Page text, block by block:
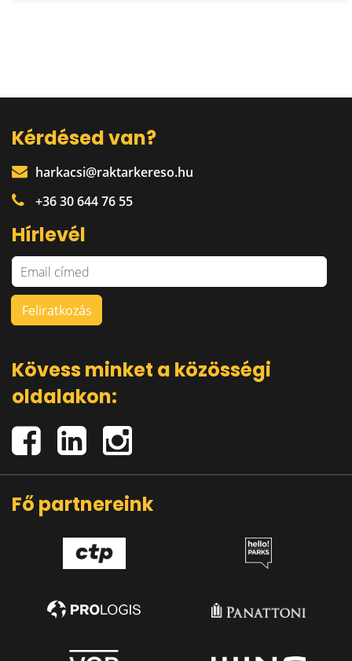
Kérdésed van?
harkacsi@raktarkereso.hu
+36 30 644 76 55
Hírlevél
Kövess minket a közösségi
oldalakon:
Fő partnereink